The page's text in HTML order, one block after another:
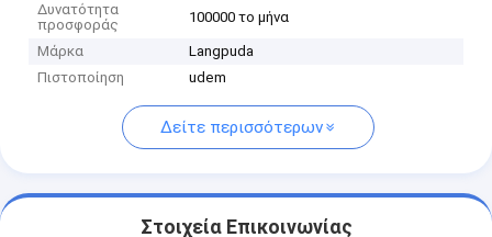
Δυνατότητα
προσφοράς
100000 το μήνα
Μάρκα
Langpuda
Πιστοποίηση
udem
Δείτε περισσότερων
Στοιχεία Επικοινωνίας